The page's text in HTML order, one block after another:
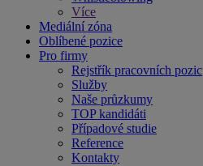
Více
Mediální zóna
Oblíbené pozice
Pro firmy
Rejstřík pracovních pozic
Služby
Naše průzkumy
TOP kandidáti
Případové studie
Reference
Kontakty